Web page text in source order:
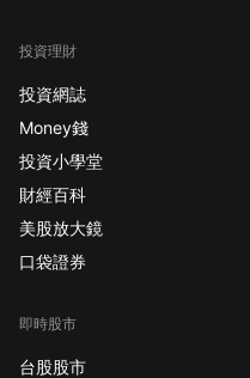
投資理財
投資網誌
Money錢
投資小學堂
財經百科
美股放大鏡
口袋證券
即時股市
台股股市